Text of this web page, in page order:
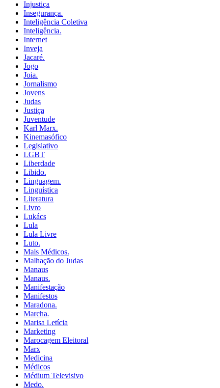
Injustiça
Insegurança.
Inteligência Coletiva
Inteligência.
Internet
Inveja
Jacaré.
Jogo
Joia.
Jornalismo
Jovens
Judas
Justiça
Juventude
Karl Marx.
Kinemasófico
Legislativo
LGBT
Liberdade
Libido.
Linguagem.
Linguística
Literatura
Livro
Lukács
Lula
Lula Livre
Luto.
Mais Médicos.
Malhação do Judas
Manaus
Manaus.
Manifestação
Manifestos
Maradona.
Marcha.
Marisa Letícia
Marketing
Marocagem Eleitoral
Marx
Medicina
Médicos
Médium Televisivo
Medo.